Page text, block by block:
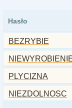
Hasło
BEZRYBIE
PLYCIZNA
NIEZDOLNOSC